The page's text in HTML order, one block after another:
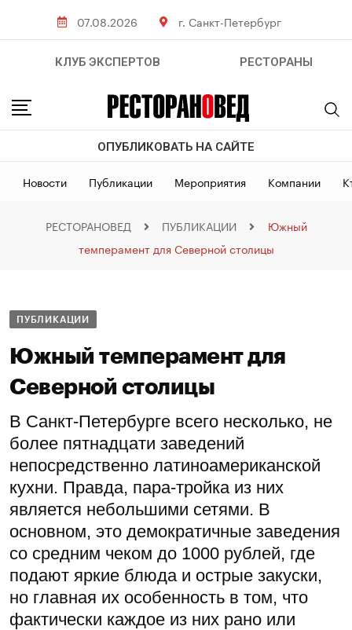
07.08.2026 г. Санкт-Петербург
КЛУБ ЭКСПЕРТОВ РЕСТОРАНЫ
ОПУБЛИКОВАТЬ НА САЙТЕ
Новости Публикации Мероприятия Компании
РЕСТОРАНОВЕД ПУБЛИКАЦИИ
Южный
темперамент для Северной столицы
ПУБЛИКАЦИИ
Южный темперамент для
Северной столицы
В Санкт-Петербурге всего несколько, не
более пятнадцати заведений
непосредственно латиноамериканской
кухни. Правда, пара-тройка из них
является небольшими сетями. В
основном, это демократичные заведения
со средним чеком до 1000 рублей, где
подают яркие блюда и острые закуски,
но главная их особенность в том, что
фактически каждое из них рано или